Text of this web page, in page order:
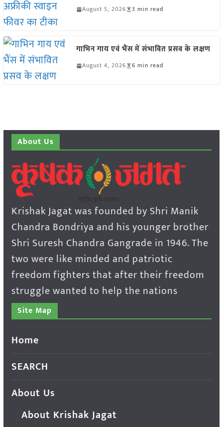
August 5, 2026 3 min read
गाभिन गाय एवं भैंस में संभावित प्रसव के लक्षण
August 4, 2026 6 min read
About Us
Krishak Jagat was founded by Shri Manik
Chandra Bondriya and his younger brother
Shri Suresh Chandra Gangrade in 1946. The
two were like minded and patriotic
freedom fighters that after their freedom
struggle wanted to help the nations
Site Map
Home
SEARCH
About Us
About Krishak Jagat